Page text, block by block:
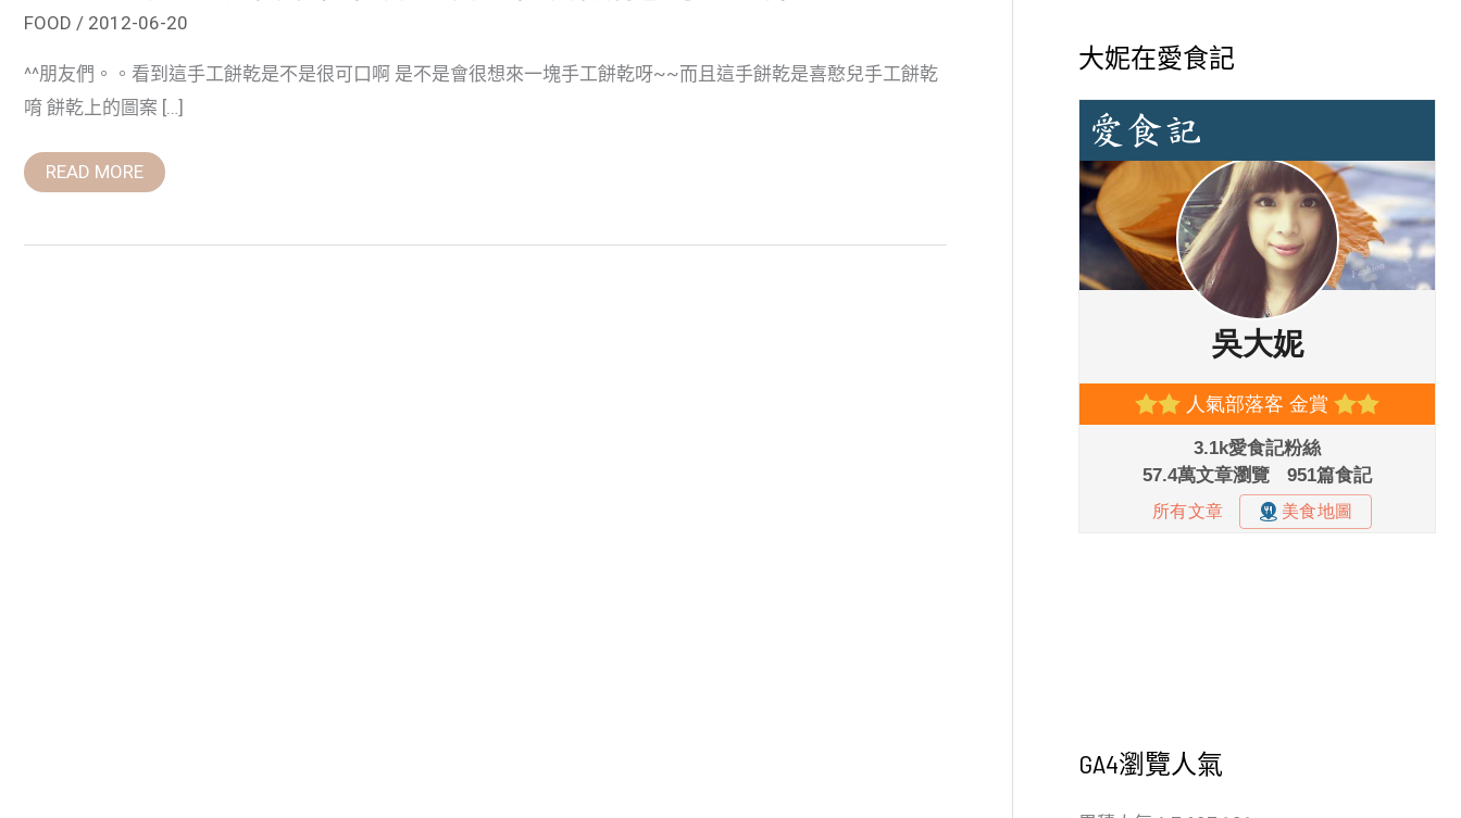
FOOD / 2012-06-20
^^朋友們。。看到這手工餅乾是不是很可口啊 是不是會很想來一塊手工餅乾呀~~而且這手餅乾是喜憨兒手工餅乾
唷 餅乾上的圖案 […]
READ MORE
大妮在愛食記
GA4瀏覽人氣